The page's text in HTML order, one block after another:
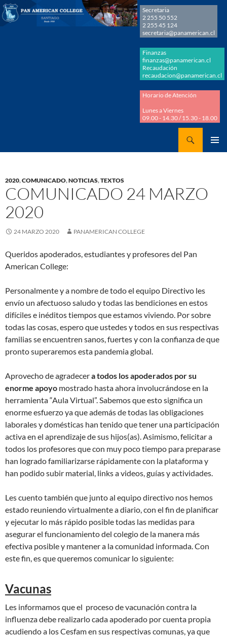
Secretaria
2 255 50 552
2 255 45 124
secretaria@panamerican.cl
Finanzas
finanzas@panamerican.cl
Recaudación
recaudacion@panamerican.cl
Horario de Atención
Lunes a Viernes
09.00 - 14.30 / 15.30 - 18.00
2020,COMUNICADO,NOTICIAS,TEXTOS
COMUNICADO 24 MARZO
2020
24 MARZO 2020 PANAMERICAN COLLEGE
Queridos apoderados, estudiantes y profesores del Pan
American College:
Personalmente y a nombre de todo el equipo Directivo les
envío un afectuoso saludo y todas las bendiciones en estos
difíciles e inéditos tiempos que estamos viviendo. Por sobre
todas las cosas, espero que ustedes y todos en sus respectivas
familias se encuentren sanos, fuertes y con la confianza de que
pronto superaremos esta pandemia global.
Aprovecho de agradecera todos los apoderados por su
enorme apoyo mostrado hasta ahora involucrándose en la
herramienta “Aula Virtual”. Sabemos que esto significa un
enorme esfuerzo ya que además de todas las obligaciones
laborales y domésticas han tenido que tener una participación
activa en el aprendizaje de sus hijos(as). Asimismo, felicitar a
todos los profesores que con muy poco tiempo para preparase
han logrado familiarizarse rápidamente con la plataforma y
han podido subir material, links a videos, guías y actividades.
Les cuento también que junto al equipo directivo nos hemos
estado reuniendo virtualmente a diario, con el fin de planificar
y ejecutar lo más rápido posible todas las medidas para
asegurar el funcionamiento del colegio de la manera más
efectiva posible y mantener a la comunidad informada. Con
este fin, es que queremos comunicar lo siguiente:
Vacunas
Les informamos que el proceso de vacunación contra la
influenza debe realizarlo cada apoderado por cuenta propia
acudiendo a los Cesfam en sus respectivas comunas, ya que